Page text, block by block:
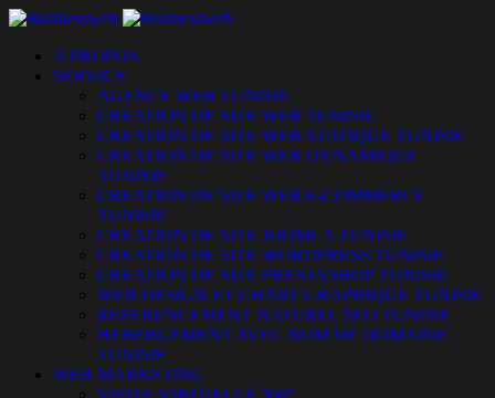
A PROPOS
SERVICE
AGENCE WEB TUNISIE
CREATION DE SITE WEB TUNISIE
CREATION DE SITE WEB STATIQUE TUNISIE
CREATION DE SITE WEB DYNAMIQUE
TUNISIE
CREATION DE SITE WEB E-COMMERCE
TUNISIE
CREATION DE SITE JOOMLA TUNISIE
CREATION DE SITE WORDPRESS TUNISIE
CREATION DE SITE PRESTASHOP TUNISIE
WEB DESIGN ET CHART GRAPHIQUE TUNISIE
REFERENCEMENT NATUREL SEO TUNISIE
HEBERGEMENT AVEC NOM DE DOMAINE
TUNISIE
WEB MARKETING
VISITE VIRTUELLE 360°